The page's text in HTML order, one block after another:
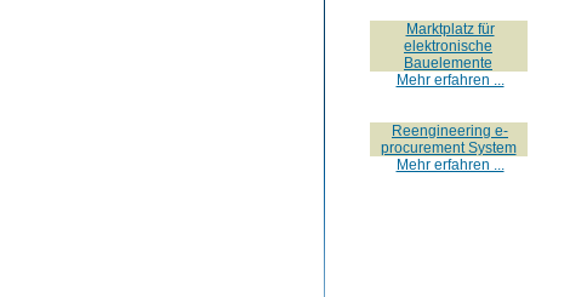
Marktplatz für
elektronische
Bauelemente
Mehr erfahren ...
Reengineering e-
procurement System
Mehr erfahren ...